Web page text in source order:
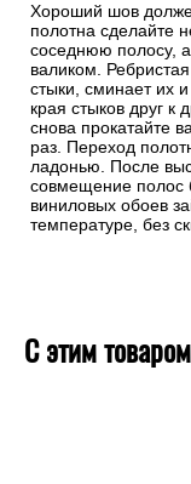
Хороший шов
полотна сделайте
соседнюю полосу,
валиком.
стыки, сминает их
края стыков друг к
снова прокатайте
раз. Переход
ладонью. После
совмещение полос
виниловых обоев
температуре, без
С этим